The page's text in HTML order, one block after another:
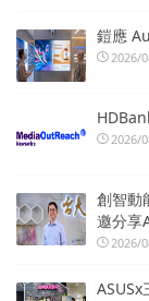
鎧應
2026/
2026/
創智動
邀分享
2026/
ASUSx